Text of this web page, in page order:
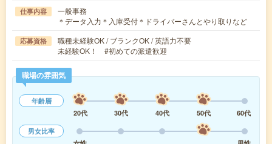
仕事内容
一般事務
＊データ入力＊入庫受付＊ドライバーさんとやり取りなど
応募資格
職種未経験OK / ブランクOK / 英語力不要
未経験OK！ #初めての派遣歓迎
職場の雰囲気
年齢層
20代
30代 40代 50代
60代
男女比率